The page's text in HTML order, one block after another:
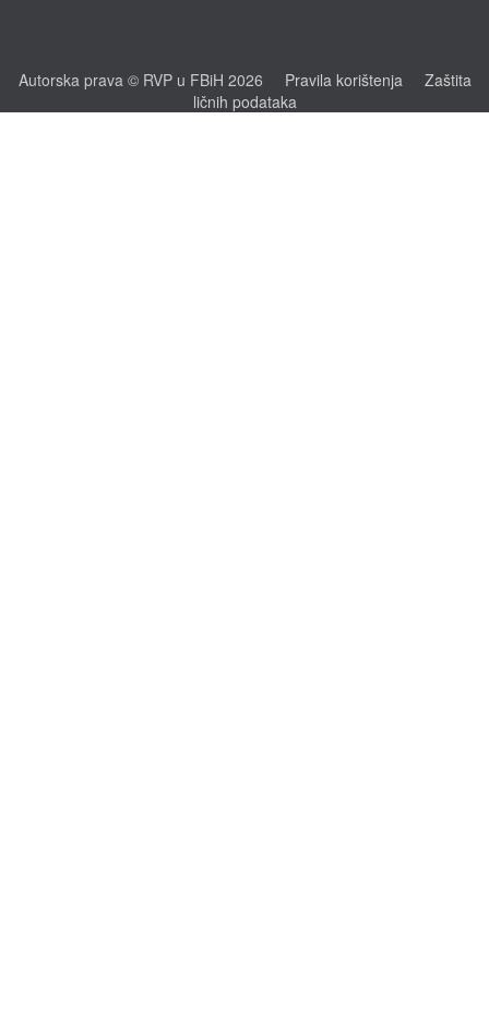
Autorska prava © RVP u FBiH 2026 Pravila korištenja
Zaštita
ličnih podataka